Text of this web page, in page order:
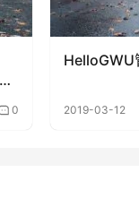
0
HelloGWU
2019-03-12